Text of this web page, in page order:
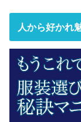
人から好かれ